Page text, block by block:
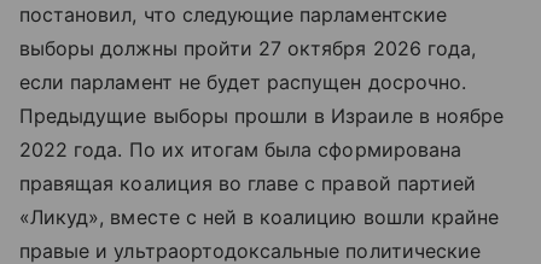
постановил, что следующие парламентские
выборы должны пройти 27 октября 2026 года,
если парламент не будет распущен досрочно.
Предыдущие выборы прошли в Израиле в ноябре
2022 года. По их итогам была сформирована
правящая коалиция во главе с правой партией
«Ликуд», вместе с ней в коалицию вошли крайне
правые и ультраортодоксальные политические